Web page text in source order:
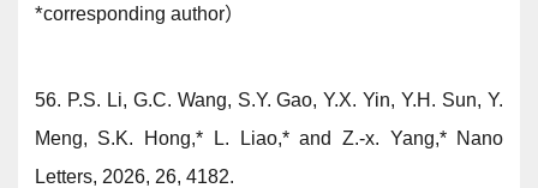
*corresponding author）
56. P.S. Li, G.C. Wang, S.Y. Gao, Y.X. Yin, Y.H. Sun, Y.
Meng, S.K. Hong,* L. Liao,* and
Z.-x. Yang,*
Nano
Letters, 2026, 26, 4182.